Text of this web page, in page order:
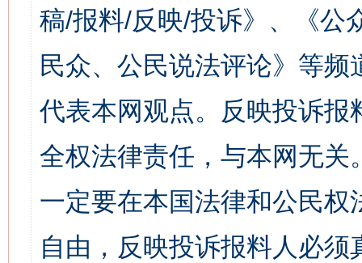
稿/报料/反映/投诉》、《公
民众、公民说法评论》等
代表本网观点。反映投诉
全权法律责任，与本网无
一定要在本国法律和公民
自由，反映投诉报料人必